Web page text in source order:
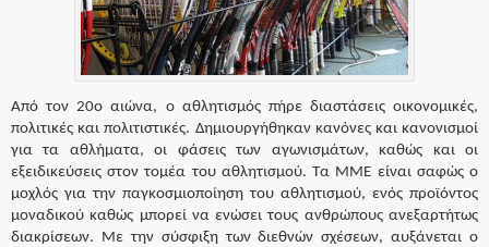
Από τον 20ο αιώνα, ο αθλητισμός πήρε διαστάσεις οικονομικές,
πολιτικές και πολιτιστικές. Δημιουργήθηκαν κανόνες και κανονισμοί
για τα αθλήματα, οι φάσεις των αγωνισμάτων, καθώς και οι
εξειδικεύσεις στον τομέα του αθλητισμού. Τα ΜΜΕ είναι σαφώς ο
μοχλός για την παγκοσμιοποίηση του αθλητισμού, ενός προϊόντος
μοναδικού καθώς μπορεί να ενώσει τους ανθρώπους ανεξαρτήτως
διακρίσεων. Με την σύσφιξη των διεθνών σχέσεων, αυξάνεται ο